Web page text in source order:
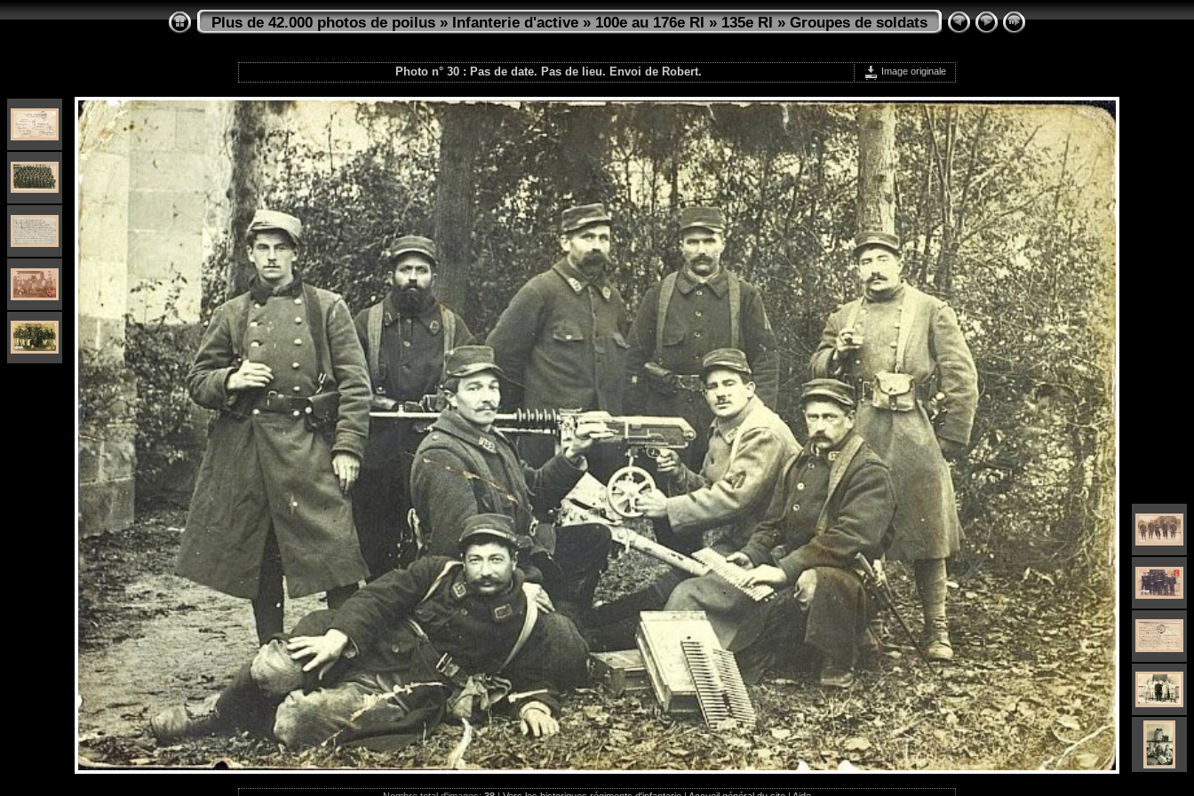
Plus de 42.000 photos de poilus»Infanterie d'active»100e au 176e RI»135e RI»Groupes de soldats
Photo n° 30 : Pas de date. Pas de lieu. Envoi de Robert. Image originale